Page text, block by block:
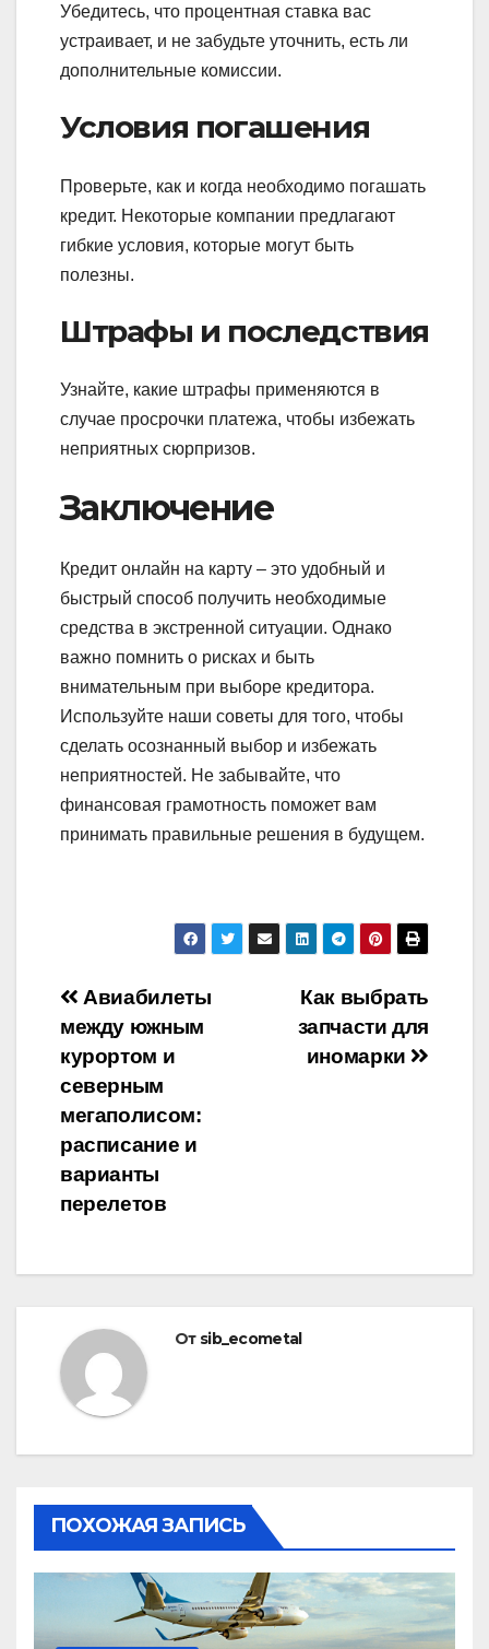
Убедитесь, что процентная ставка вас
устраивает, и не забудьте уточнить, есть ли
дополнительные комиссии.
Условия погашения
Проверьте, как и когда необходимо погашать
кредит. Некоторые компании предлагают
гибкие условия, которые могут быть
полезны.
Штрафы и последствия
Узнайте, какие штрафы применяются в
случае просрочки платежа, чтобы избежать
неприятных сюрпризов.
Заключение
Кредит онлайн на карту – это удобный и
быстрый способ получить необходимые
средства в экстренной ситуации. Однако
важно помнить о рисках и быть
внимательным при выборе кредитора.
Используйте наши советы для того, чтобы
сделать осознанный выбор и избежать
неприятностей. Не забывайте, что
финансовая грамотность поможет вам
принимать правильные решения в будущем.
Навигация
по
записям
Как выбрать
запчасти для
иномарки
Авиабилеты
между южным
курортом и
северным
мегаполисом:
расписание и
варианты
перелетов
От sib_ecometal
ПОХОЖАЯ ЗАПИСЬ